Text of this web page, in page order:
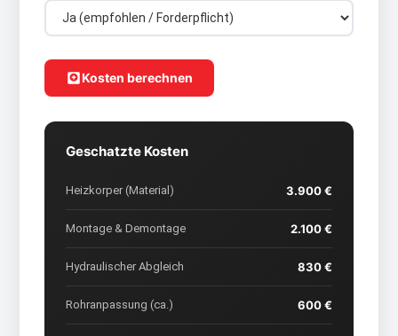
Kosten berechnen
Geschatzte Kosten
Heizkorper (Material) 3.900 €
Montage & Demontage 2.100 €
Hydraulischer Abgleich 830 €
Rohranpassung (ca.) 600 €